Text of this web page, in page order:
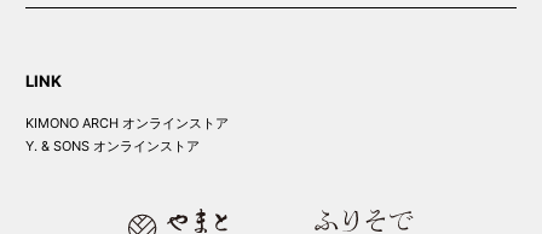
LINK
KIMONO ARCH オンラインストア
Y. & SONS オンラインストア